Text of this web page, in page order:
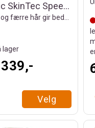
Atomic SkinTec Speed Skin AM
Lengre og færre hår gir bedre glid
lager
Velg